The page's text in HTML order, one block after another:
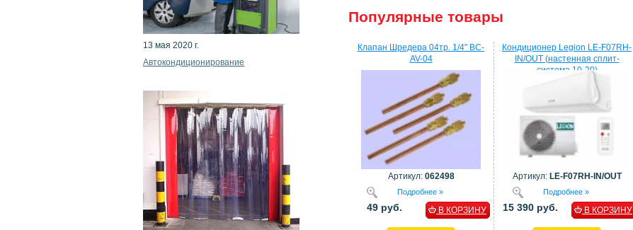
Популярные товары
Клапан Шредера 04тр. 1/4" BC-
AV-04
Артикул: 062498
Подробнее »
49 руб. В КОРЗИНУ
Кондиционер Legion LE-F07RH-
IN/OUT (настенная сплит-
система 10-20)
Артикул: LE-F07RH-IN/OUT
Подробнее »
15 390 руб. В КОРЗИНУ
13 мая 2020 г.
Автокондиционирование